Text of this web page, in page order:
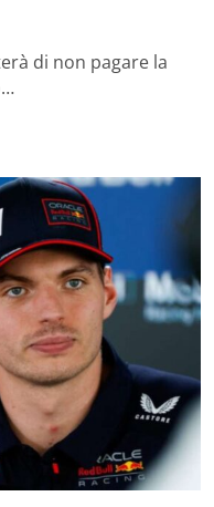
di non pagare la